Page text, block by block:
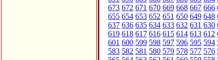
673 672 671 670 669 668 667 666
655 654 653 652 651 650 649 648
637 636 635 634 633 632 631 630
619 618 617 616 615 614 613 612
601 600 599 598 597 596 595 594
583 582 581 580 579 578 577 576